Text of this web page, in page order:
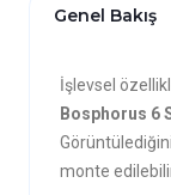
Genel Bakış
İşlevsel
Bosphorus 6
monte